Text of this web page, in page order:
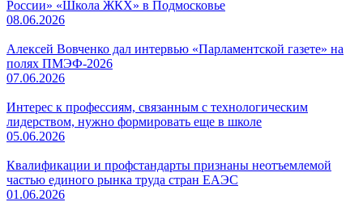
России» «Школа ЖКХ» в Подмосковье
08.06.2026
Алексей Вовченко дал интервью «Парламентской газете» на
полях ПМЭФ-2026
07.06.2026
Интерес к профессиям, связанным с технологическим
лидерством, нужно формировать еще в школе
05.06.2026
Квалификации и профстандарты признаны неотъемлемой
частью единого рынка труда стран ЕАЭС
01.06.2026